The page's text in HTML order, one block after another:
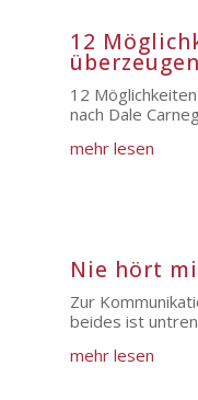
12
überzeugen
12
nach Dale
mehr lesen
Nie hört
Zur
beides ist
mehr lesen